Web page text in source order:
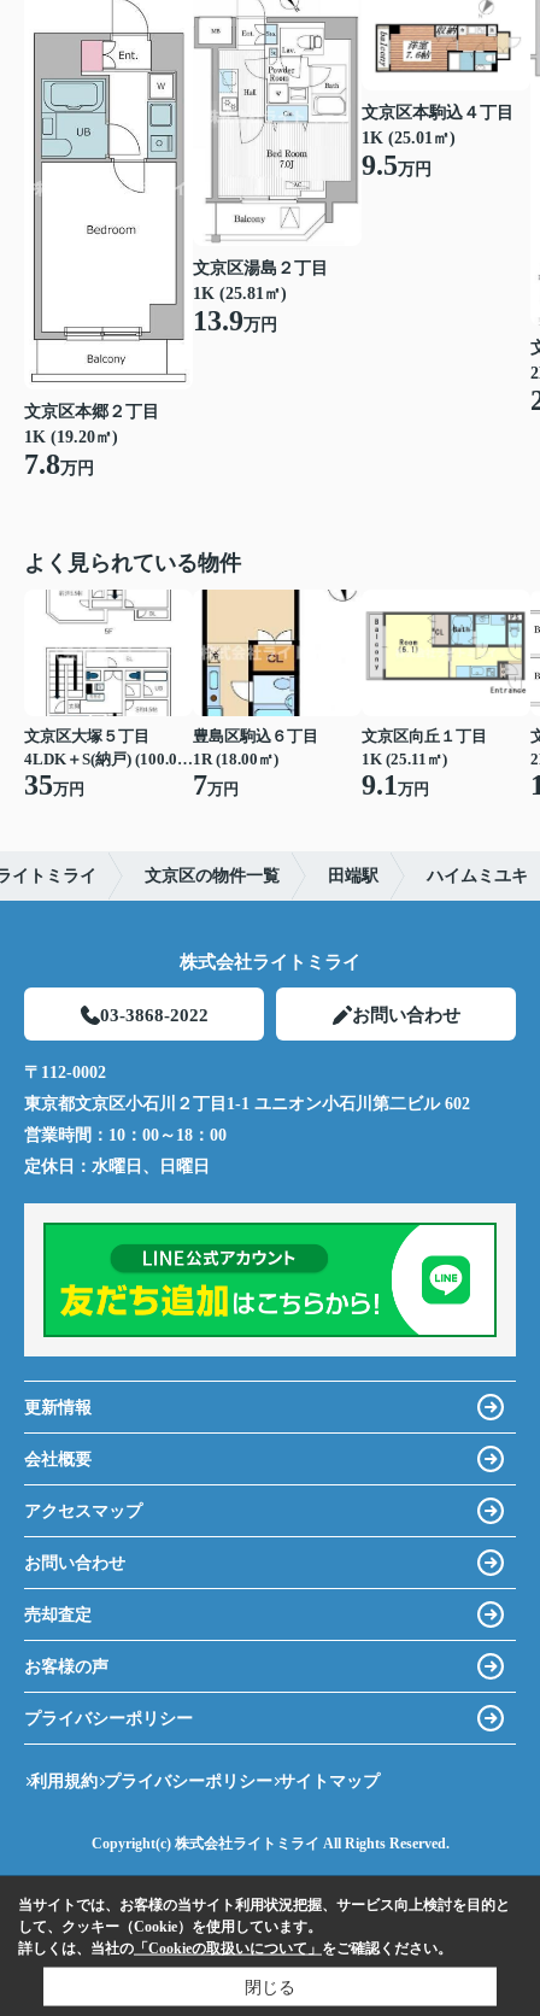
文京区本郷２丁目
1K (19.20㎡)
7.8万円
文京区湯島２丁目
1K (25.81㎡)
13.9万円
文京区本駒込４丁目
1K (25.01㎡)
9.5万円
よく見られている物件
文京区大塚５丁目
4LDK＋S(納戸) (100.00㎡)
35万円
豊島区駒込６丁目
1R (18.00㎡)
7万円
文京区向丘１丁目
1K (25.11㎡)
9.1万円
イトミライ 文京区の物件一覧 田端駅 ハイムミユキ
株式会社ライトミライ
03-3868-2022 お問い合わせ
〒112-0002
東京都文京区小石川２丁目1-1 ユニオン小石川第二ビル 602
営業時間： 10：00～18：00
定休日： 水曜日、日曜日
更新情報
会社概要
アクセスマップ
お問い合わせ
売却査定
お客様の声
プライバシーポリシー
利用規約 プライバシーポリシー サイトマップ
Copyright(c) 株式会社ライトミライ All Rights Reserved.
当サイトでは、お客様の当サイト利用状況把握、サービス向上検討を目的と
して、クッキー（Cookie）を使用しています。
詳しくは、当社の 「Cookieの取扱いについて」 をご確認ください。
閉じる